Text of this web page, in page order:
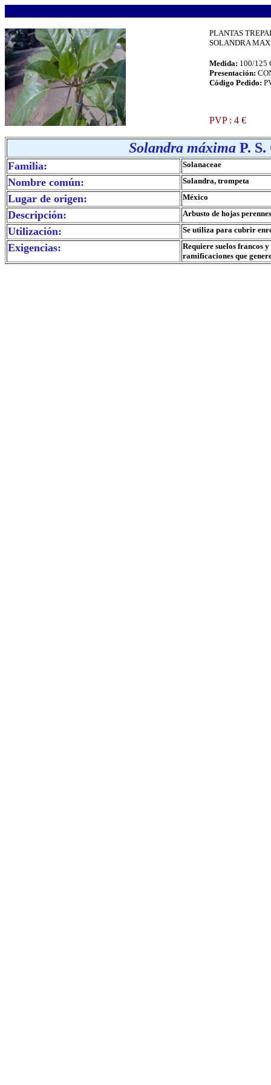
PLANTAS
SOLANDRA
Medida: 100/125
Presentación:
Código Pedido:
PVP : 4 €
Solandra máximaP. S.
Familia: Solanaceae
Nombre común: Solandra, trompeta
Lugar de origen: México
Descripción: Arbusto de hojas
Utilización: Se utiliza para cubrir
Exigencias:
Requiere suelos francos
ramificaciones que